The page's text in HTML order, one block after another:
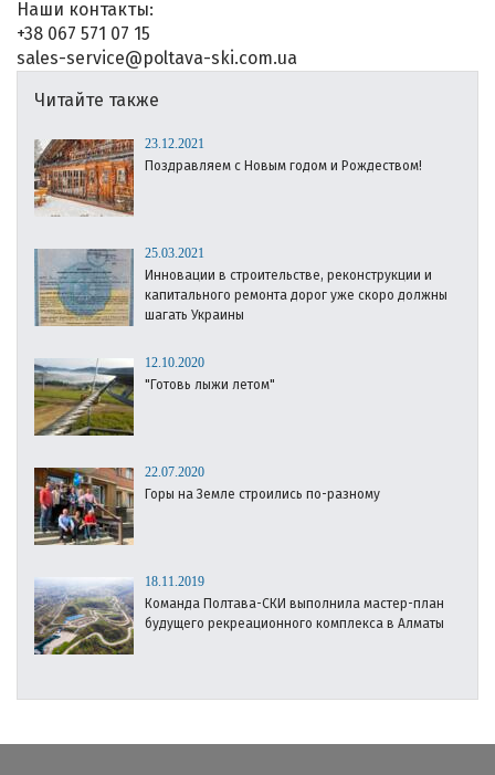
Наши контакты:
+38 067 571 07 15
sales-service@poltava-ski.com.ua
Читайте также
23.12.2021
Поздравляем с Новым годом и Рождеством!
25.03.2021
Инновации в строительстве, реконструкции и
капитального ремонта дорог уже скоро должны
шагать Украины
12.10.2020
"Готовь лыжи летом"
22.07.2020
Горы на Земле строились по-разному
18.11.2019
Команда Полтава-СКИ выполнила мастер-план
будущего рекреационного комплекса в Алматы